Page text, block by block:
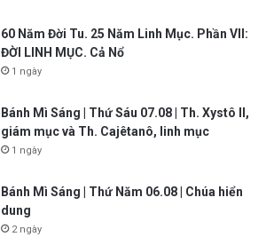
60 Năm Đời Tu. 25 Năm Linh Mục. Phần VII:
ĐỜI LINH MỤC. Cả Nổ
1 ngày
Bánh Mì Sáng | Thứ Sáu 07.08 | Th. Xystô II,
giám mục và Th. Cajêtanô, linh mục
1 ngày
Bánh Mì Sáng | Thứ Năm 06.08 | Chúa hiển
dung
2 ngày